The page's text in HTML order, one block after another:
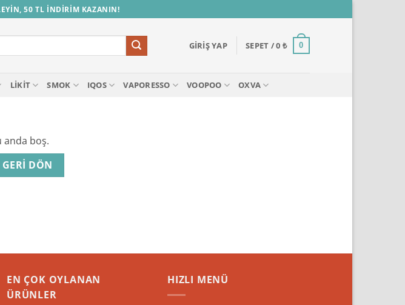
50 TL İNDİRİM KAZANIN!
GIRIŞ YAP SEPET /0 ₺ 0
LIKIT SMOK IQOS VAPORESSO VOOPOO OXVA
anda boş.
DÖN
EN ÇOK OYLANAN
ÜRÜNLER
HIZLI MENÜ